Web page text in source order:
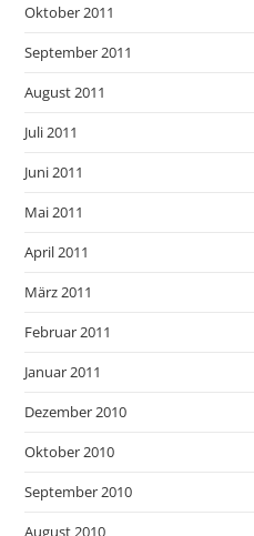
Oktober 2011
September 2011
August 2011
Juli 2011
Juni 2011
Mai 2011
April 2011
März 2011
Februar 2011
Januar 2011
Dezember 2010
Oktober 2010
September 2010
August 2010